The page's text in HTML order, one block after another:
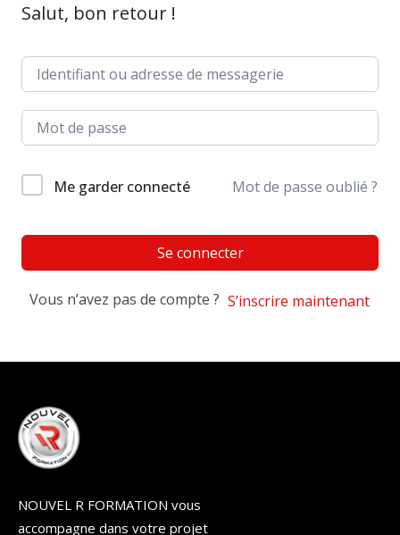
Salut, bon retour !
Me garder connecté Mot de passe oublié ?
Se connecter
Vous n’avez pas de compte ? S’inscrire maintenant
NOUVEL R FORMATION vous
accompagne dans votre projet